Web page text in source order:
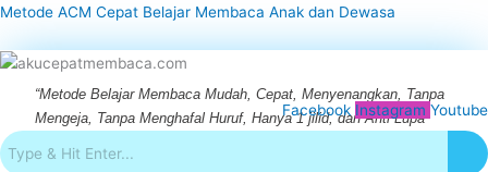
Skip
content
Metode ACM Cepat Belajar Membaca Anak dan Dewasa
“Metode Belajar Membaca Mudah, Cepat, Menyenangkan, Tanpa
Mengeja, Tanpa Menghafal Huruf, Hanya 1 jilid, dan Anti Lupa”
Facebook Instagram Youtube
Menu